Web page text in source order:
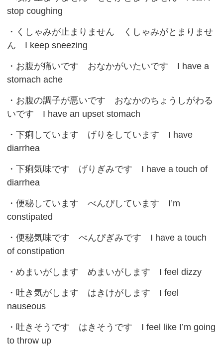
stop coughing
・ くしゃみが止まりません くしゃみがとまりませ
ん I keep sneezing
・ お腹が痛いです おなかがいたいです I have a
stomach ache
・ お腹の調子が悪いです おなかのちょうしがわる
いです I have an upset stomach
・下痢しています げりをしています I have
diarrhea
・下痢気味です げりぎみです I have a touch of
diarrhea
・便秘しています べんぴしています I’m
constipated
・便秘気味です べんぴぎみです I have a touch
of constipation
・めまいがします めまいがします I feel dizzy
・ 吐き気がします はきけがします I feel
nauseous
・ 吐きそうです はきそうです I feel like I’m going
to throw up